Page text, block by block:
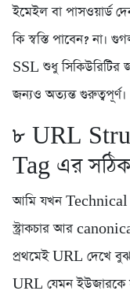
ইমেইল বা পাসওয়ার্ড
কি স্বস্তি পাবেন?
SSL শুধু সিকিউরিটির
জন্যও অত্যন্ত গুরুত্বপূর্ণ।
৮️ URL
Tag এর সঠিক
আমি যখন Technical
স্ট্রাকচার আর
প্রথমেই URL দেখে
URL যেমন ইউজারকে